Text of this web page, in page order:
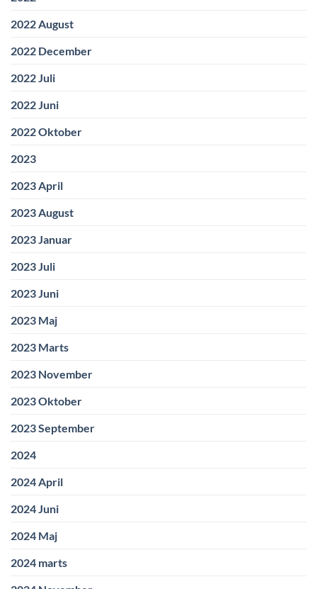
2022 August
2022 December
2022 Juli
2022 Juni
2022 Oktober
2023
2023 April
2023 August
2023 Januar
2023 Juli
2023 Juni
2023 Maj
2023 Marts
2023 November
2023 Oktober
2023 September
2024
2024 April
2024 Juni
2024 Maj
2024 marts